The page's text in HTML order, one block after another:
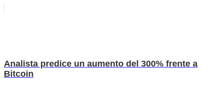
Analista predice un aumento del 300% frente a
Bitcoin